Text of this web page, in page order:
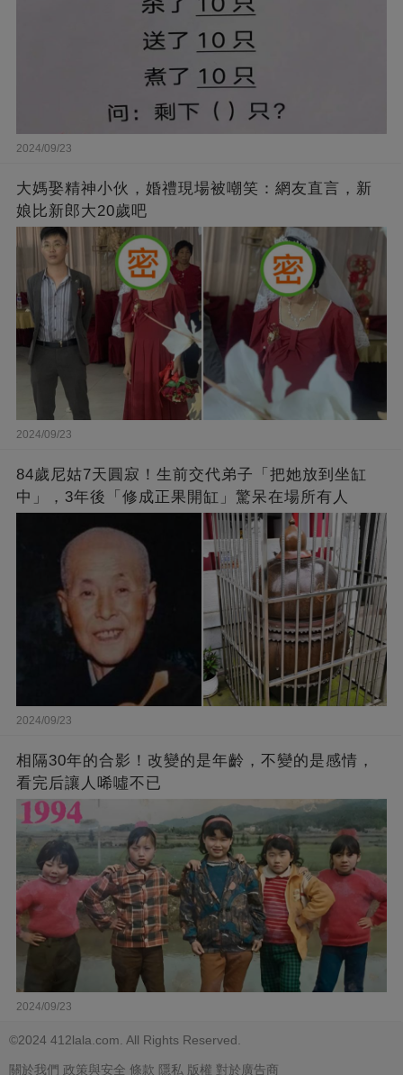
2024/09/23
大媽娶精神小伙，婚禮現場被嘲笑：網友直言，新
娘比新郎大20歲吧
2024/09/23
84歲尼姑7天圓寂！生前交代弟子「把她放到坐缸
中」，3年後「修成正果開缸」驚呆在場所有人
2024/09/23
相隔30年的合影！改變的是年齡，不變的是感情，
看完后讓人唏噓不已
2024/09/23
©2024 412lala.com. All Rights Reserved.
關於我們 政策與安全 條款 隱私 版權 對於廣告商